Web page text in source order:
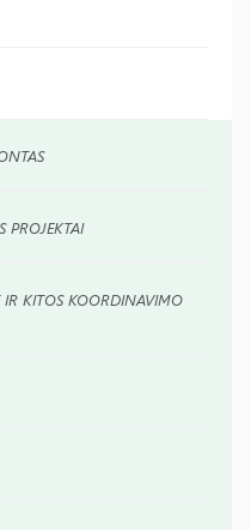
PROJEKTAI
IR KITOS KOORDINAVIMO